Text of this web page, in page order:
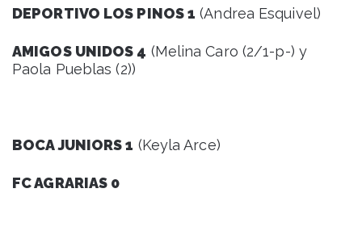
DEPORTIVO LOS PINOS 1 (Andrea Esquivel)
AMIGOS UNIDOS 4 (Melina Caro (2/1-p-) y
Paola Pueblas (2))
BOCA JUNIORS 1 (Keyla Arce)
FC AGRARIAS 0